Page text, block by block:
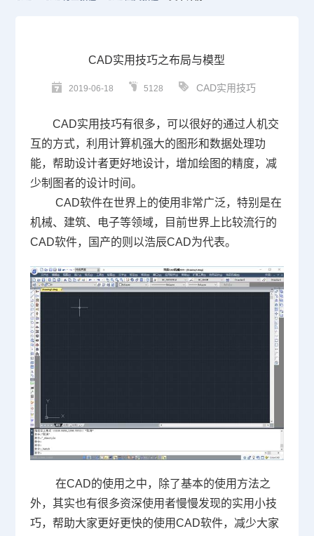
CAD实用技巧之布局与模型
2019-06-18 5128 CAD实用技巧
CAD实用技巧有很多，可以很好的通过人机交
互的方式，利用计算机强大的图形和数据处理功
能，帮助设计者更好地设计，增加绘图的精度，减
少制图者的设计时间。
CAD软件在世界上的使用非常广泛，特别是在
机械、建筑、电子等领域，目前世界上比较流行的
CAD软件，国产的则以浩辰CAD为代表。
在CAD的使用之中，除了基本的使用方法之
外，其实也有很多资深使用者慢慢发现的实用小技
巧，帮助大家更好更快的使用CAD软件，减少大家